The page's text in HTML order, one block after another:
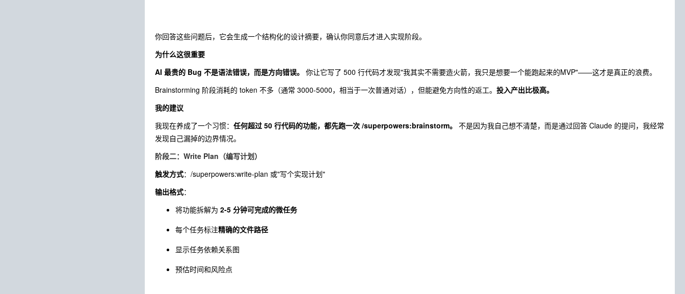
你回答这些问题后，它会生成一个结构化的设计摘要，确认你同意后才进入实现阶段。
为什么这很重要
AI 最贵的 Bug 不是语法错误，而是方向错误。 你让它写了 500 行代码才发现"我其实不需要造火箭，我只是想要一个能跑起来的MVP"——这才是真正的浪费。
Brainstorming 阶段消耗的 token 不多（通常 3000-5000，相当于一次普通对话），但能避免方向性的返工。 投入产出比极高。
我的建议
我现在养成了一个习惯： 任何超过 50 行代码的功能，都先跑一次 /superpowers:brainstorm。 不是因为我自己想不清楚，而是通过回答 Claude 的提问，我经常
发现自己漏掉的边界情况。
阶段二：Write Plan（编写计划）
触发方式： /superpowers:write-plan 或"写个实现计划"
输出格式：
将功能拆解为 2-5 分钟可完成的微任务
每个任务标注精确的文件路径
显示任务依赖关系图
预估时间和风险点